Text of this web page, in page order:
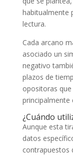
habitualmente
lectura.
Cada arcano
asociado un
negativo
plazos de
opositoras
principalmente
¿Cuándo
Aunque esta
datos
contrapuestos